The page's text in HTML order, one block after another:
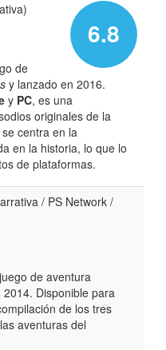
6.8
de
y lanzado en 2016.
y PC, es una
originales de la
centra en la
en la historia, lo que lo
de plataformas.
/ PS Network /
de aventura
Disponible para
de los tres
aventuras del